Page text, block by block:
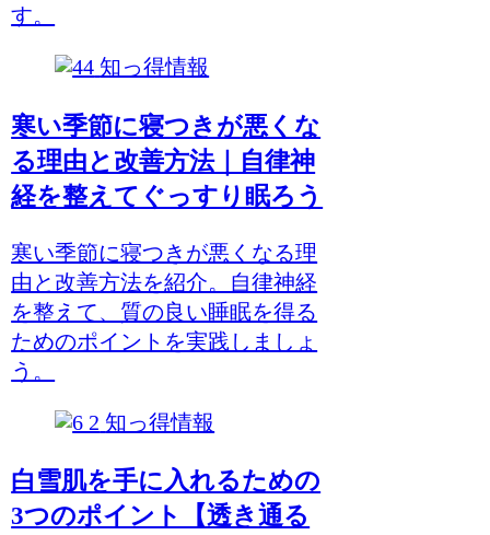
す。
知っ得情報
寒い季節に寝つきが悪くな
る理由と改善方法｜自律神
経を整えてぐっすり眠ろう
寒い季節に寝つきが悪くなる理
由と改善方法を紹介。自律神経
を整えて、質の良い睡眠を得る
ためのポイントを実践しましょ
う。
知っ得情報
白雪肌を手に入れるための
3つのポイント【透き通る